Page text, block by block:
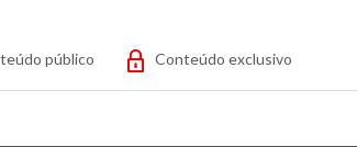
público Conteúdo exclusivo